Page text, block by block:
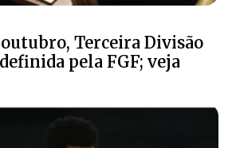
Terceira Divisão
pela FGF; veja